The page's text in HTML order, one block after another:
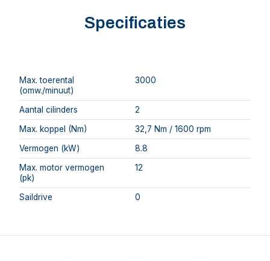
Specificaties
Max. toerental
(omw./minuut)
3000
Aantal cilinders
2
Max. koppel (Nm)
32,7 Nm / 1600 rpm
Vermogen (kW)
8.8
Max. motor vermogen
(pk)
12
Saildrive 0